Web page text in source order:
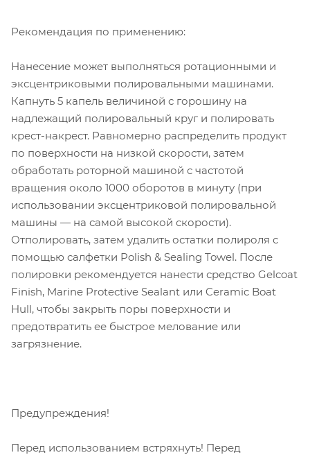
Рекомендация по применению:
Нанесение может выполняться ротационными и
эксцентриковыми полировальными машинами.
Капнуть 5 капель величиной с горошину на
надлежащий полировальный круг и полировать
крест-накрест. Равномерно распределить продукт
по поверхности на низкой скорости, затем
обработать роторной машиной с частотой
вращения около 1000 оборотов в минуту (при
использовании эксцентриковой полировальной
машины — на самой высокой скорости).
Отполировать, затем удалить остатки полироля с
помощью салфетки Polish & Sealing Towel. После
полировки рекомендуется нанести средство Gelcoat
Finish, Marine Protective Sealant или Ceramic Boat
Hull, чтобы закрыть поры поверхности и
предотвратить ее быстрое мелование или
загрязнение.
Предупреждения!
Перед использованием встряхнуть! Перед